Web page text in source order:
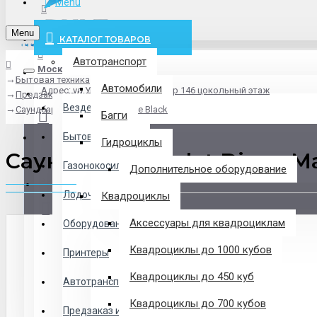
info@pxlt.ru
Москва
Адрес: ул.Угрешская дом 2, стр 146 цокольный этаж
Везде
Везде
Бытовая техника
Газонокосилки
Лодочные Моторы
Оборудование
Принтеры
Автотранспорт
Предзаказ из Китая
Логин
Закладки
0 товар(ов) - 0 р.
КАТАЛОГ ТОВАРОВ
Автотранспорт
Автомобили
Багги
Гидроциклы
Дополнительное оборудование
Квадроциклы
Аксессуары для квадроциклам
Квадроциклы до 1000 кубов
Квадроциклы до 450 куб
Квадроциклы до 700 кубов
Menu
Бытовая техника
Предзаказ из Китая
Саундбар Devialet Dione Matte Black
Саундбар Devialet Dione